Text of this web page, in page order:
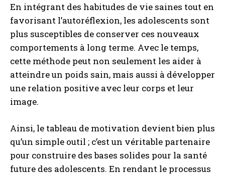
En intégrant des habitudes de vie saines tout en
favorisant l’autoréflexion, les adolescents sont
plus susceptibles de conserver ces nouveaux
comportements à long terme. Avec le temps,
cette méthode peut non seulement les aider à
atteindre un poids sain, mais aussi à développer
une relation positive avec leur corps et leur
image.
Ainsi, le tableau de motivation devient bien plus
qu’un simple outil ; c’est un véritable partenaire
pour construire des bases solides pour la santé
future des adolescents. En rendant le processus